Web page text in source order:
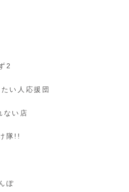
2
い人応援団
ない店
隊!!
ぽ